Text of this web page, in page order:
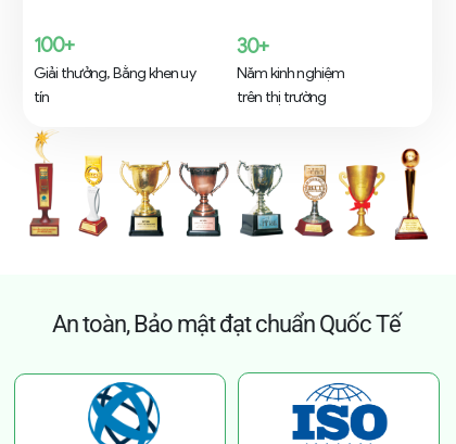
30+
Năm kinh nghiệm
trên thị trường
100+
Giải thưởng, Bằng khen uy
tín
An toàn, Bảo mật đạt chuẩn Quốc Tế